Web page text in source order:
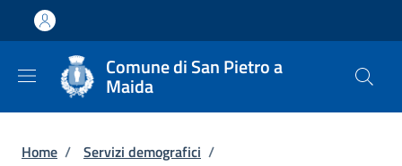
Salta al contenuto principale
Skip to footer content
Comune di San Pietro a
Maida
Briciole di pane
Home / Servizi demografici /